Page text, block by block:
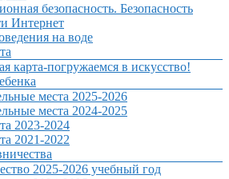
безопасность. Безопасность
Интернет
на воде
карта-погружаемся в искусство!
места 2025-2026
места 2024-2025
2023-2024
2021-2022
2025-2026 учебный год